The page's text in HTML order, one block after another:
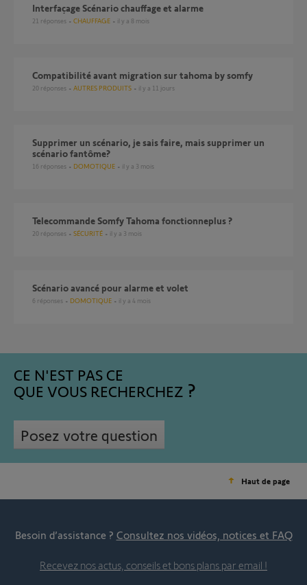
Interfaçage Scénario chauffage et alarme
21 réponses CHAUFFAGE il y a 8 mois
compatibilité avant migration sur tahoma by somfy
20 réponses AUTRES PRODUITS il y a 11 jours
Supprimer un scénario, je sais faire, mais supprimer un
scénario fantôme?
16 réponses DOMOTIQUE il y a 3 mois
Telecommande Somfy Tahoma fonctionneplus ?
20 réponses SÉCURITÉ il y a 3 mois
Scénario avancé pour alarme et volet
6 réponses DOMOTIQUE il y a 4 mois
CE N'EST PAS CE
QUE VOUS RECHERCHEZ
Posez votre question
Haut de page
Besoin d’assistance ? Consultez nos vidéos, notices et FAQ
Recevez nos actus, conseils et bons plans par email !